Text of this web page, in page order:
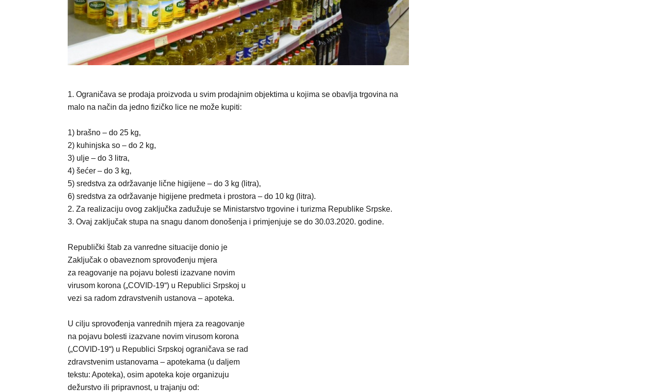
1. Ograničava se prodaja proizvoda u svim prodajnim objektima u kojima se obavlja trgovina na
malo na način da jedno fizičko lice ne može kupiti:
1) brašno – do 25 kg,
2) kuhinjska so – do 2 kg,
3) ulje – do 3 litra,
4) šećer – do 3 kg,
5) sredstva za održavanje lične higijene – do 3 kg (litra),
6) sredstva za održavanje higijene predmeta i prostora – do 10 kg (litra).
2. Za realizaciju ovog zaključka zadužuje se Ministarstvo trgovine i turizma Republike Srpske.
3. Ovaj zaključak stupa na snagu danom donošenja i primjenjuje se do 30.03.2020. godine.
Republički štab za vanredne situacije donio je
Zaključak o obaveznom sprovođenju mjera
za reagovanje na pojavu bolesti izazvane novim
virusom korona („COVID-19“) u Republici Srpskoj u
vezi sa radom zdravstvenih ustanova – apoteka.
U cilju sprovođenja vanrednih mjera za reagovanje
na pojavu bolesti izazvane novim virusom korona
(„COVID-19“) u Republici Srpskoj ograničava se rad
zdravstvenim ustanovama – apotekama (u daljem
tekstu: Apoteka), osim apoteka koje organizuju
dežurstvo ili pripravnost, u trajanju od: